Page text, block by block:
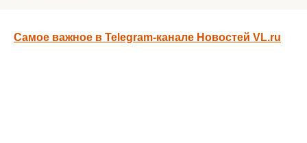
Самое важное в Telegram-канале Новостей VL.ru